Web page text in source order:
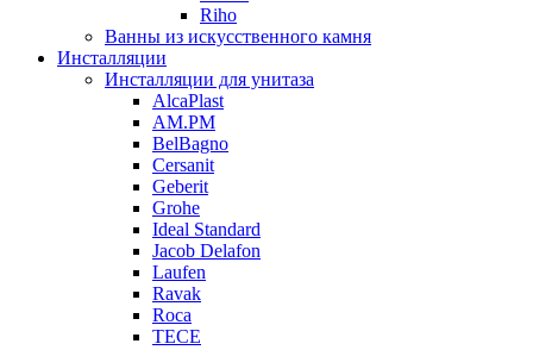
Riho
Ванны из искусственного камня
Инсталляции
Инсталляции для унитаза
AlcaPlast
AM.PM
BelBagno
Cersanit
Geberit
Grohe
Ideal Standard
Jacob Delafon
Laufen
Ravak
Roca
TECE